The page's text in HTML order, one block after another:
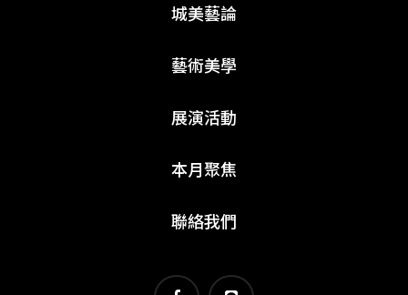
城美藝論
藝術美學
展演活動
本月聚焦
聯絡我們